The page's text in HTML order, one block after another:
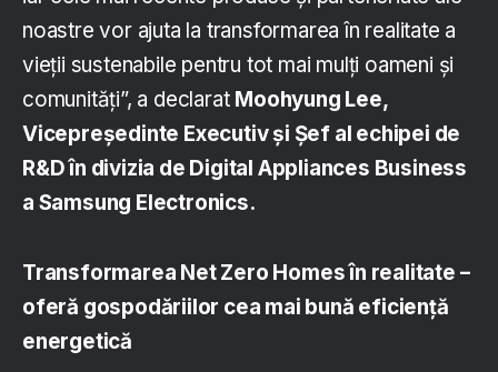
noastre vor ajuta la transformarea în realitate a
vieții sustenabile pentru tot mai mulți oameni și
comunități”, a declarat Moohyung Lee,
Vicepreședinte Executiv și Șef al echipei de
R&D în divizia de Digital Appliances Business
a Samsung Electronics.
Transformarea Net Zero Homes în realitate –
oferă gospodăriilor cea mai bună eficiență
energetică